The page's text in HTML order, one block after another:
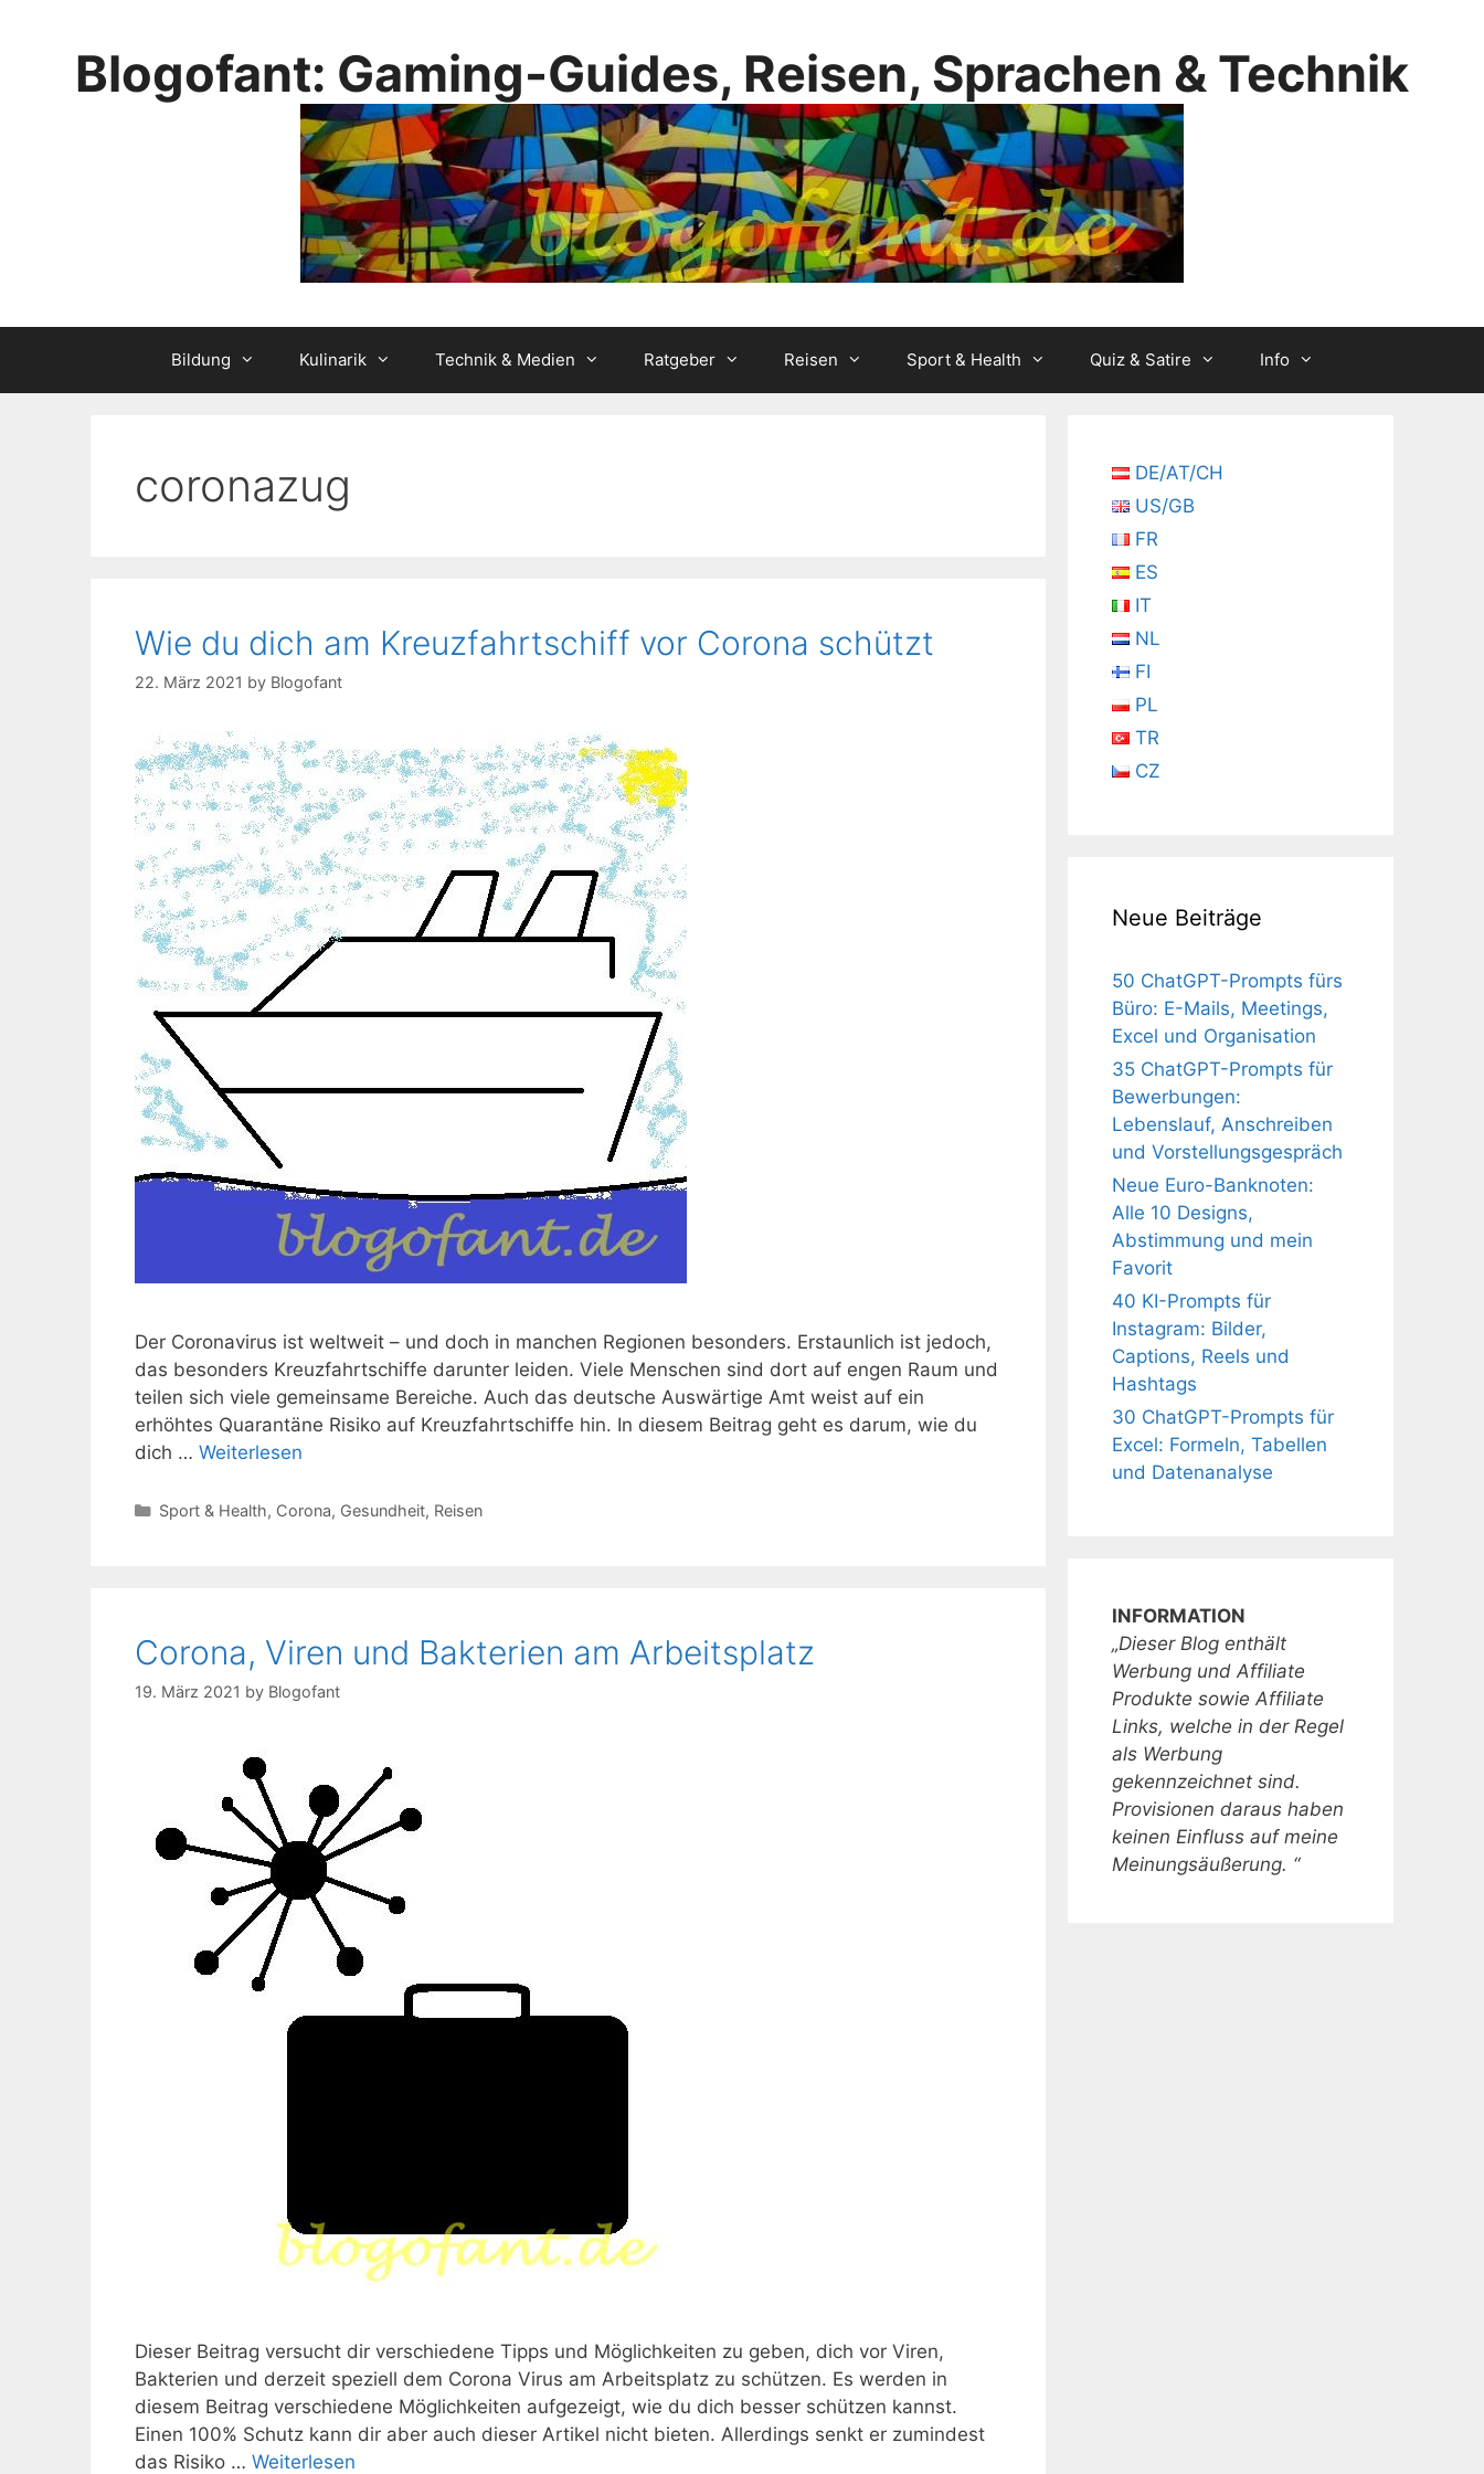
Blogofant: Gaming-Guides, Reisen, Sprachen & Technik
Bildung Kulinarik Technik & Medien Ratgeber Reisen Sport & Health Quiz & Satire Info
coronazug
Wie du dich am Kreuzfahrtschiff vor Corona schützt
22. März 2021 by Blogofant
Der Coronavirus ist weltweit – und doch in manchen Regionen besonders. Erstaunlich ist jedoch,
das besonders Kreuzfahrtschiffe darunter leiden. Viele Menschen sind dort auf engen Raum und
teilen sich viele gemeinsame Bereiche. Auch das deutsche Auswärtige Amt weist auf ein
erhöhtes Quarantäne Risiko auf Kreuzfahrtschiffe hin. In diesem Beitrag geht es darum, wie du
dich … Weiterlesen
Kategorien
Sport & Health, Corona, Gesundheit, Reisen
Corona, Viren und Bakterien am Arbeitsplatz
19. März 2021 by Blogofant
Dieser Beitrag versucht dir verschiedene Tipps und Möglichkeiten zu geben, dich vor Viren,
Bakterien und derzeit speziell dem Corona Virus am Arbeitsplatz zu schützen. Es werden in
diesem Beitrag verschiedene Möglichkeiten aufgezeigt, wie du dich besser schützen kannst.
Einen 100% Schutz kann dir aber auch dieser Artikel nicht bieten. Allerdings senkt er zumindest
das Risiko … Weiterlesen
DE/AT/CH
US/GB
FR
ES
IT
NL
FI
PL
TR
CZ
Neue Beiträge
50 ChatGPT-Prompts fürs
Büro: E-Mails, Meetings,
Excel und Organisation
35 ChatGPT-Prompts für
Bewerbungen:
Lebenslauf, Anschreiben
und Vorstellungsgespräch
Neue Euro-Banknoten:
Alle 10 Designs,
Abstimmung und mein
Favorit
40 KI-Prompts für
Instagram: Bilder,
Captions, Reels und
Hashtags
30 ChatGPT-Prompts für
Excel: Formeln, Tabellen
und Datenanalyse
INFORMATION
„Dieser Blog enthält
Werbung und Affiliate
Produkte sowie Affiliate
Links, welche in der Regel
als Werbung
gekennzeichnet sind.
Provisionen daraus haben
keinen Einfluss auf meine
Meinungsäußerung. “